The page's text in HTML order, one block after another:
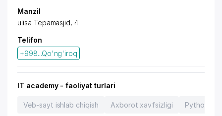
Manzil
ulisa Tepamasjid, 4
Telifon
+998...Qo'ng'iroq
IT academy - faoliyat turlari
Veb-sayt ishlab chiqish Axborot xavfsizligi Python